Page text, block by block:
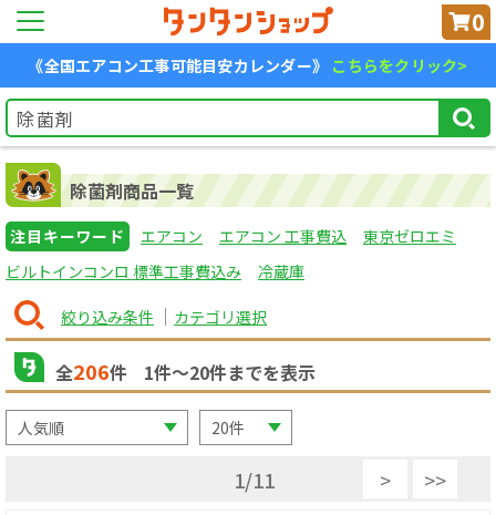
0
《全国エアコン工事可能目安カレンダー》 こちらをクリック>
除菌剤商品一覧
注目キーワード エアコン エアコン 工事費込
東京ゼロエミ
ビルトインコンロ 標準工事費込み
冷蔵庫
絞り込み条件 カテゴリ選択
全206件 1件〜20件までを表示
1/11 > >>